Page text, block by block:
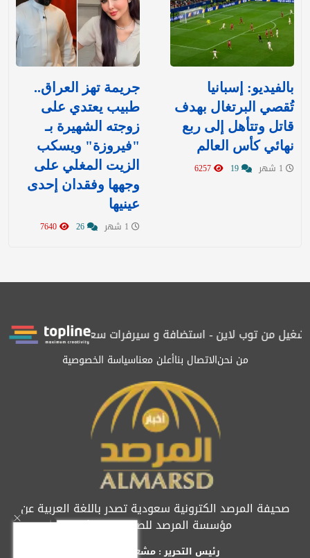
بالفيديو: إسبانيا
تُقصي البرتغال بهدف
قاتل وتتأهل إلى ربع
نهائي كأس العالم
جريمة تهز العراق..
طبيب يعتدي على
زوجته الشهيرة بـ
"فيروزة" ويسكب
الزيت المغلي على
وجهها وفقدان إحدى
عينيها
من توب لاين - استضافة و سيرفرات سعوديةالمرصد حاصلة على
من نحنالاتصال بناأعلن معناسياسة الخصوصية
صحيفة المرصد الكترونية سعودية تصدر باللغة العربية عن
مؤسسة المرصد للصحافة والنشر
رئيس التحرير : مشعل العريفي